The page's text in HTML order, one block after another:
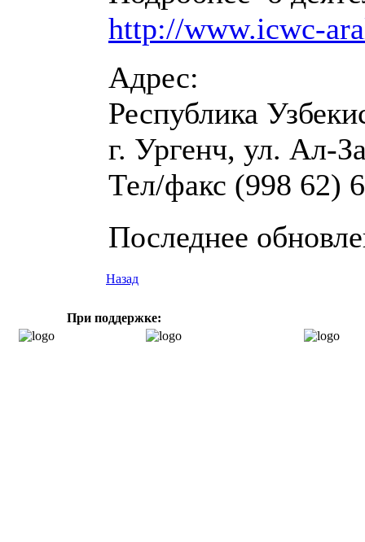
http://www.icwc-
Адрес:
Республика
г. Ургенч, ул. Ал-
Тел/факс (998 62)
Последнее
Назад
При поддержке: